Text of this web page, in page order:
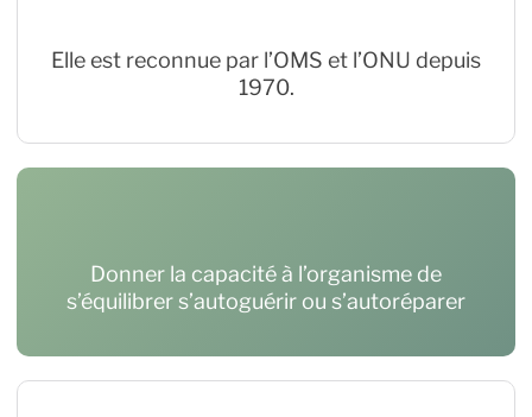
Elle est reconnue par l’OMS et l’ONU depuis
1970.
Donner la capacité à l’organisme de
s’équilibrer s’autoguérir ou s’autoréparer